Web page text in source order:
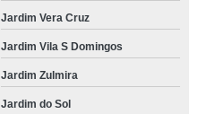
Jardim Vera Cruz
Jardim Vila S Domingos
Jardim Zulmira
Jardim do Sol